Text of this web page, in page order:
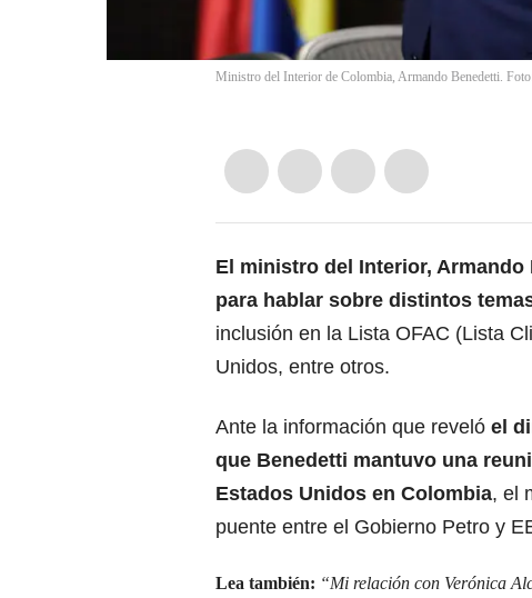
Ministro del Interior de Colombia, Armando Benedetti.
El ministro del Interior, Armando
para hablar sobre distintos
inclusión en la Lista OFAC (Lista
Unidos, entre otros.
Ante la información que reveló el
que Benedetti mantuvo una
Estados Unidos en Colombia, el
puente entre el Gobierno Petro y
Lea también: “Mi relación con Verónica